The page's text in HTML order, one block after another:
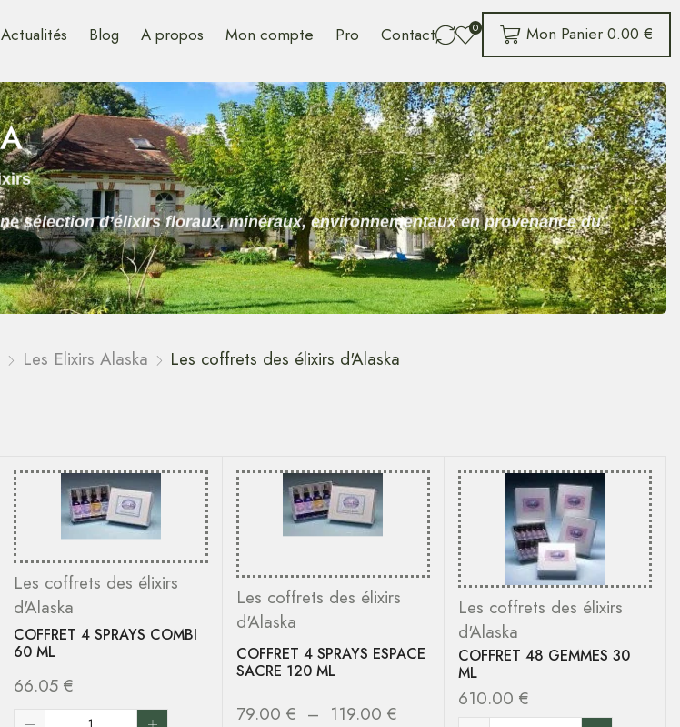
Blog A propos Mon compte Pro Contact 0 Mon Panier 0.00 €
sélection d’élixirs floraux, minéraux, environnementaux en provenance du
Les Elixirs Alaska Les coffrets des élixirs d'Alaska
Les coffrets des élixirs
d'Alaska
COFFRET 4 SPRAYS COMBI
60 ML
66.05€
Les coffrets des élixirs
d'Alaska
COFFRET 4 SPRAYS ESPACE
SACRE 120 ML
79.00 € – 119.00 €
Les coffrets des élixirs
d'Alaska
COFFRET 48 GEMMES 30
ML
610.00 €